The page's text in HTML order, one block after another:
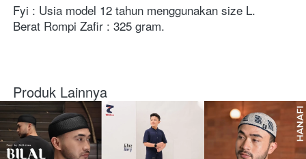
Fyi : Usia model 12 tahun menggunakan size L.
Berat Rompi Zafir : 325 gram.
Produk Lainnya